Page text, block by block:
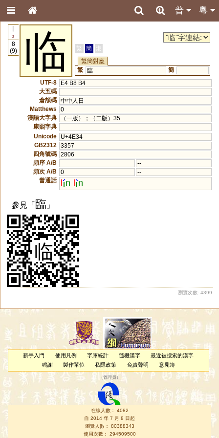
粵
普
2
8
(9)
临 繁 簡
港
繁簡對應
繁 臨
簡
UTF-8
E4 B8 B4
大五碼
倉頡碼 中中人日
Matthews
0
漢語大字典
（一版）；（二版）35
康熙字典
Unicode
U+4E34
GB2312
3357
四角號碼 2806
頻序 A/B
--
頻次 A/B
0
--
普通話
l n l n
參見「臨 」
瀏覽次數: 4399
新手入門 使用凡例 字庫統計 隨機漢字
最近被搜索的漢字
鳴謝
製作單位 私隱政策 免責聲明 意見簿
（管理員 ）
在線人數： 4082
自 2014 年 7 月 8 日起
瀏覽人數： 80388343
使用次數： 294509500